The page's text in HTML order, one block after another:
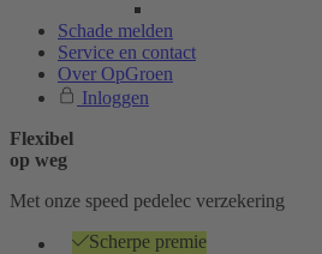
Schade melden
Service en contact
Over OpGroen
Inloggen
Flexibel
op weg
Met onze speed pedelec verzekering
Scherpe premie